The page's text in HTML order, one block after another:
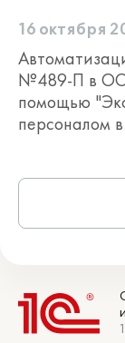
http://
Для
партнеру
фирмой
16 октября
№489-П в
помощью
персоналом